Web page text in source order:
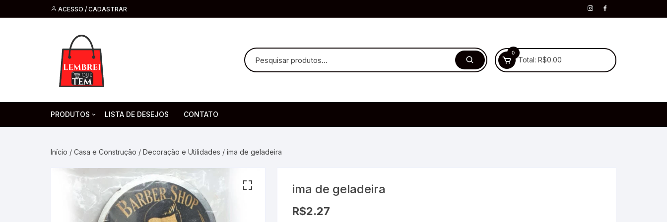
ACESSO / CADASTRAR
0
Total: R$0.00
PRODUTOS
Headsets e Microfone
Cabos
Pilha. Bateria
Saúde
moda
Artesanato
Artigos para festa
LISTA DE DESEJOS CONTATO
Início / Casa e Construção / Decoração e Utilidades / ima de geladeira
ima de geladeira
R$2.27